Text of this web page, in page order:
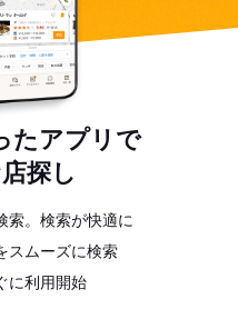
たアプリで
探し
索。検索が快適に
スムーズに検索
に利用開始